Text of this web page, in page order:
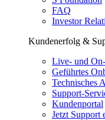
FAQ
Investor
Kundenerfolg &
Live- und
Geführtes
Technisches
Support-
Kundenportal
Jetzt Support